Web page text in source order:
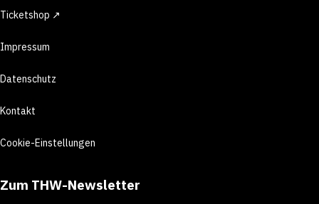
Ticketshop ↗
Impressum
Datenschutz
Kontakt
Cookie-Einstellungen
Zum THW-Newsletter